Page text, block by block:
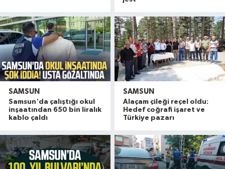
SAMSUN
Samsun'da çalıştığı okul
inşaatından 650 bin liralık
kablo çaldı
SAMSUN
Alaçam çileği reçel oldu:
Hedef coğrafi işaret ve
Türkiye pazarı